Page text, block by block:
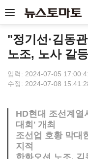
"정기선·김동
노조, 노사 갈
입력: 2024-07-05
수정: 2024-07-08
HD현대 조선계열
대회' 개최
조선업 호황 막대
지적
한화오션 노조,